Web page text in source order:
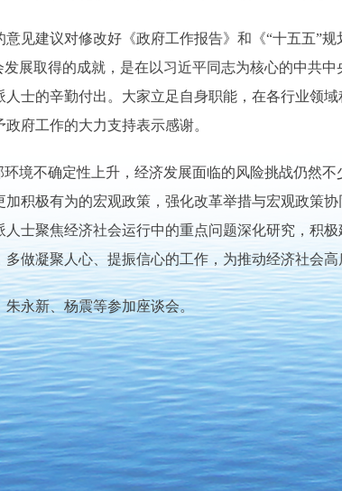
见建议对修改好《政府工作报告》和《“十五五”
展取得的成就，是在以习近平同志为核心的中共
士的辛勤付出。大家立足自身职能，在各行业领
府工作的大力支持表示感谢。
境不确定性上升，经济发展面临的风险挑战仍然
积极有为的宏观政策，强化改革举措与宏观政策
士聚焦经济社会运行中的重点问题深化研究，积
做凝聚人心、提振信心的工作，为推动经济社会高
永新、杨震等参加座谈会。